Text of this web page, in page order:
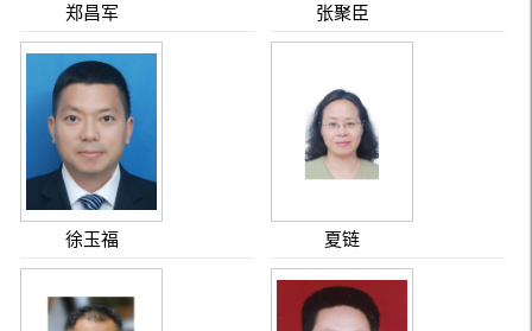
郑昌军 张聚臣
徐玉福 夏链